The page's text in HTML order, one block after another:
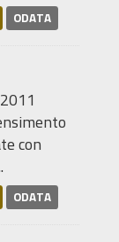
ODATA
con
ODATA